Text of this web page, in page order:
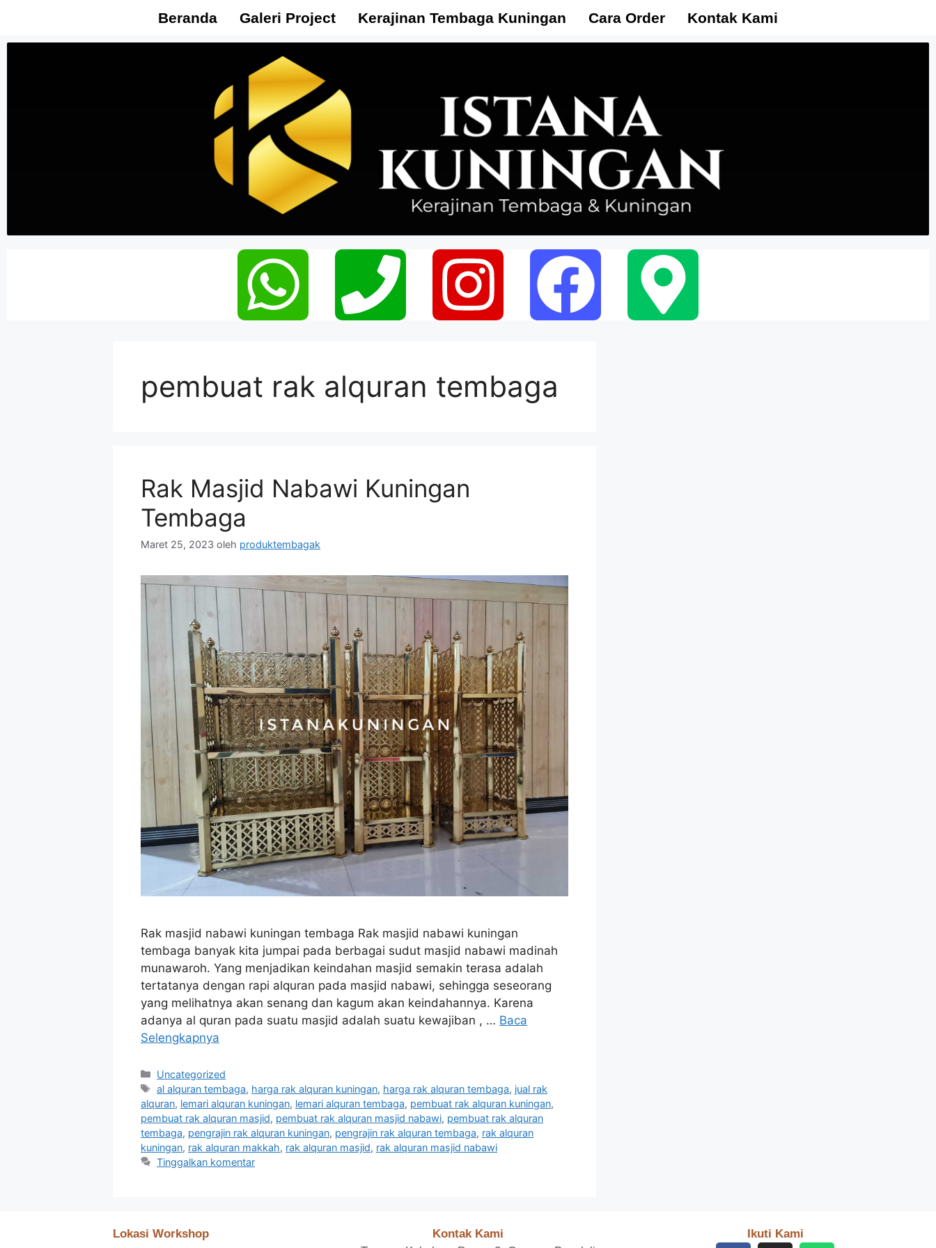
Beranda Galeri Project Kerajinan Tembaga Kuningan Cara Order Kontak Kami
pembuat rak alquran tembaga
Rak Masjid Nabawi Kuningan
Tembaga
Maret 25, 2023 oleh produktembagak
Rak masjid nabawi kuningan tembaga Rak masjid nabawi kuningan
tembaga banyak kita jumpai pada berbagai sudut masjid nabawi madinah
munawaroh. Yang menjadikan keindahan masjid semakin terasa adalah
tertatanya dengan rapi alquran pada masjid nabawi, sehingga seseorang
yang melihatnya akan senang dan kagum akan keindahannya. Karena
adanya al quran pada suatu masjid adalah suatu kewajiban , … Baca
Selengkapnya
Uncategorized
al alquran tembaga, harga rak alquran kuningan, harga rak alquran tembaga, jual rak
alquran, lemari alquran kuningan, lemari alquran tembaga, pembuat rak alquran kuningan,
pembuat rak alquran masjid, pembuat rak alquran masjid nabawi, pembuat rak alquran
tembaga, pengrajin rak alquran kuningan, pengrajin rak alquran tembaga, rak alquran
kuningan, rak alquran makkah, rak alquran masjid, rak alquran masjid nabawi
Tinggalkan komentar
Lokasi Workshop
Kontak Kami
Ikuti Kami